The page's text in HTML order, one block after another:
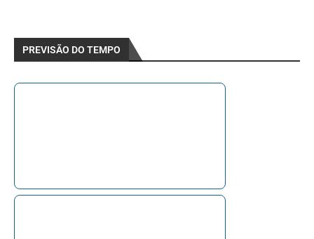
PREVISÃO DO TEMPO